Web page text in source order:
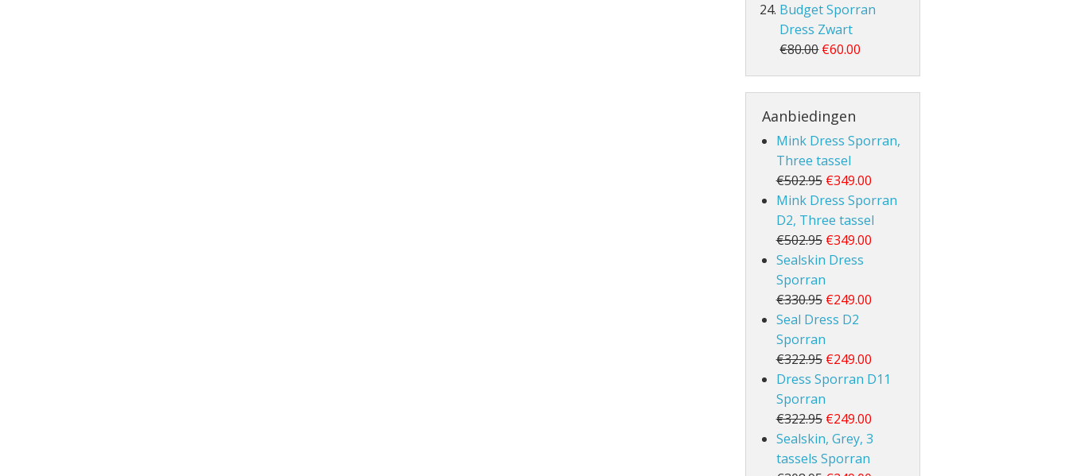
Budget Sporran
Dress Zwart
€80.00 €60.00
Aanbiedingen
Mink Dress Sporran,
Three tassel
€502.95 €349.00
Mink Dress Sporran
D2, Three tassel
€502.95 €349.00
Sealskin Dress
Sporran
€330.95 €249.00
Seal Dress D2
Sporran
€322.95 €249.00
Dress Sporran D11
Sporran
€322.95 €249.00
Sealskin, Grey, 3
tassels Sporran